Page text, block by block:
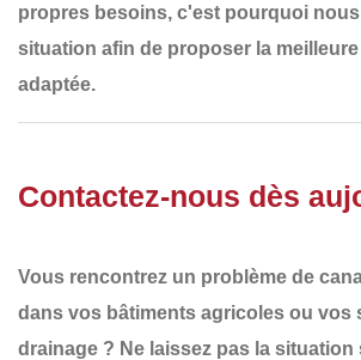
propres besoins, c'est pourquoi nous
situation afin de proposer la
adaptée.
Contactez-nous dès
Vous rencontrez un problème de
dans vos bâtiments agricoles ou vos
drainage ? Ne laissez pas la situation